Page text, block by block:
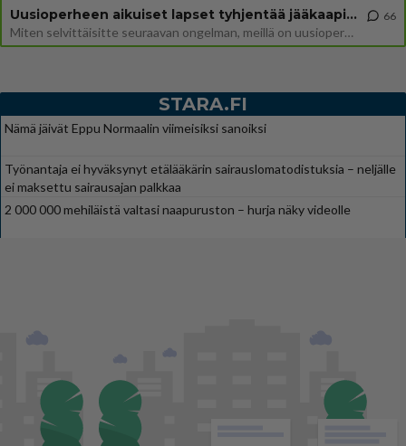
Uusioperheen aikuiset lapset tyhjentää jääkaapin käydessään
Miten selvittäisitte seuraavan ongelman, meillä on uusioperhe, minulla teini-ikäiset lapset ja puolisolla aikuiset, jotk
66
STARA.FI
Nämä jäivät Eppu Normaalin viimeisiksi sanoiksi
Työnantaja ei hyväksynyt etälääkärin sairauslomatodistuksia – neljälle
ei maksettu sairausajan palkkaa
2 000 000 mehiläistä valtasi naapuruston – hurja näky videolle